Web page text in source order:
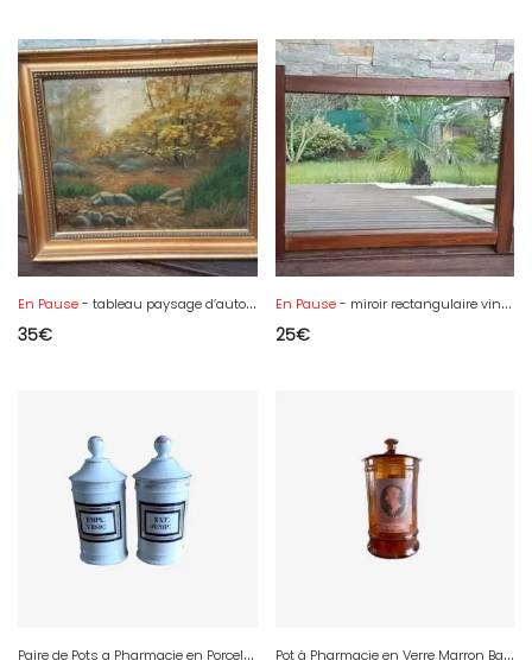
En Pause- tableau paysage d’automne signée
35€
En Pause- miroir rectangulaire vintage années 60/70
25€
P
aire de Pots a Pharmacie en Porcelaine
P
ot à Pharmacie en Verre Marron Bals : Canad